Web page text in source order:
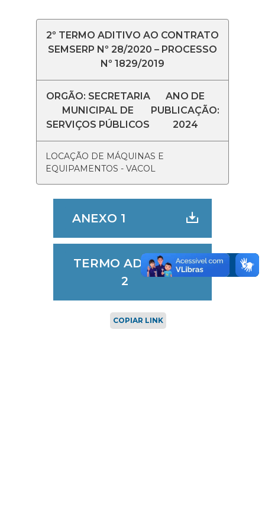
2º TERMO ADITIVO AO CONTRATO
SEMSERP Nº 28/2020 – PROCESSO
Nº 1829/2019
ORGÃO: SECRETARIA
MUNICIPAL DE
SERVIÇOS PÚBLICOS
ANO DE
PUBLICAÇÃO:
2024
LOCAÇÃO DE MÁQUINAS E
EQUIPAMENTOS - VACOL
ANEXO 1
TERMO ADITIVO
2
COPIAR LINK